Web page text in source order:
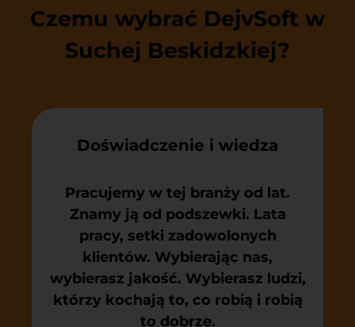
Czemu wybrać DejvSoft w
Suchej Beskidzkiej?
Doświadczenie i wiedza
Pracujemy w tej branży od lat.
Znamy ją od podszewki. Lata
pracy, setki zadowolonych
klientów. Wybierając nas,
wybierasz jakość. Wybierasz ludzi,
którzy kochają to, co robią i robią
to dobrze.